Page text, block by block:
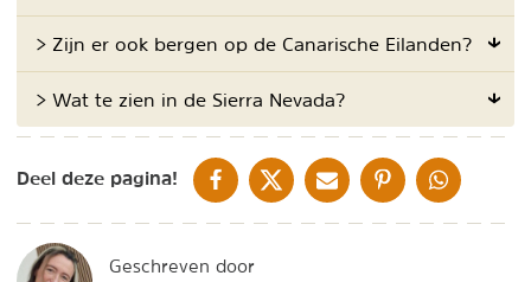
> Zijn er ook bergen op de Canarische Eilanden?
> Wat te zien in de Sierra Nevada?
Deel deze pagina! DELEN OP FACEBOOK
DELEN OP XDELEN VIA DE MAIL
DELEN OP PINTEREST
DELEN OP
Geschreven door